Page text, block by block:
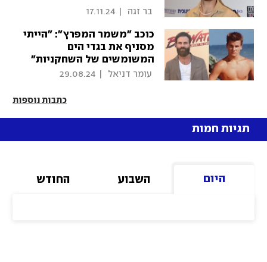
בר זגה 17.11.24
כוכב "משמר המפרץ": "הייתי
מסניף את בגדי הים
המשומשים של השחקניות"
עומר דניאל 29.08.24
כתבות נוספות
תגיות חמות
היום השבוע החודש